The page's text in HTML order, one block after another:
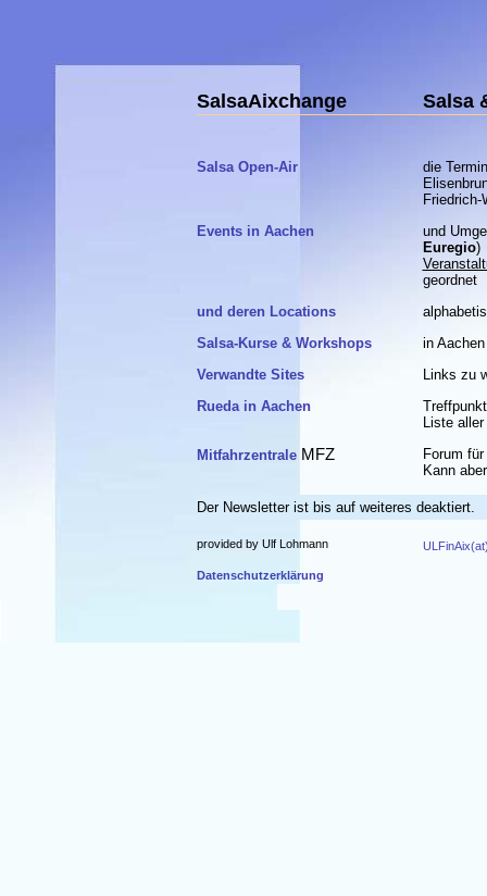
SalsaAixchange Salsa
Salsa Open-Air
die
Events in Aachen
und
Euregio)
geordnet
und deren Locations
Salsa-Kurse & Workshops
in
Verwandte Sites
Links zu
Rueda in Aachen
Liste
MitfahrzentraleMFZ
Forum
Kann
Der Newsletter ist bis auf weiteres deaktiert.
provided by Ulf Lohmann
Datenschutzerklärung